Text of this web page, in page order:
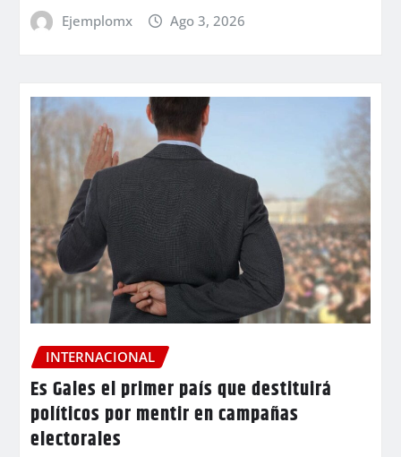
Ejemplomx Ago 3, 2026
INTERNACIONAL
Es Gales el primer país que destituirá
políticos por mentir en campañas
electorales